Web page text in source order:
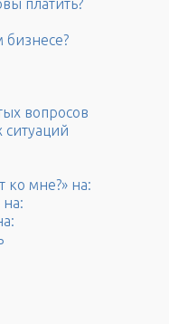
платить?
вопросов
ко мне?» на: